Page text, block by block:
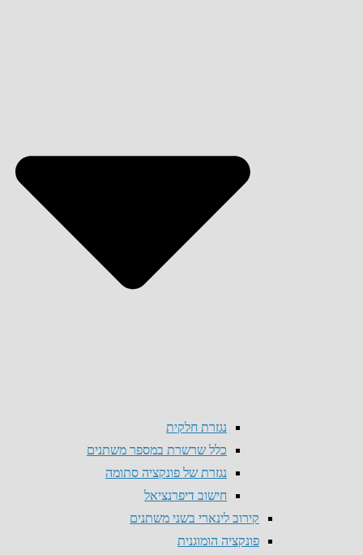
נגזרת חלקית
כלל שרשרת במספר משתנים
נגזרת של פונקציה סתומה
חישוב דיפרנציאל
קירוב לינארי בשני משתנים
פונקציה הומוגנית